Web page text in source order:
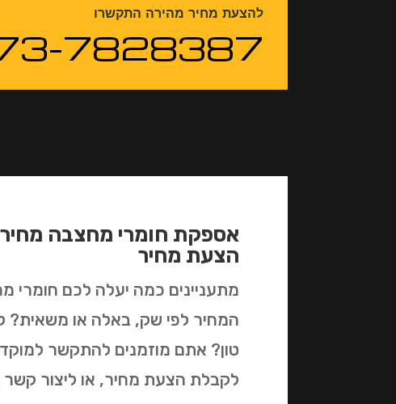
להצעת מחיר מהירה התקשרו
7828387
אספקת חומרי מחצבה
הצעת מחיר
מתעניינים כמה יעלה לכם חומרי
המחיר לפי שק, באלה או משאית?
טון? אתם מוזמנים להתקשר
לקבלת הצעת מחיר, או ליצור